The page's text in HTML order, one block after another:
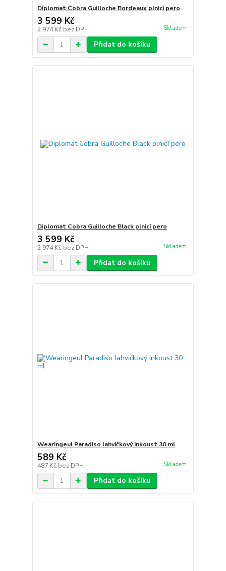
Diplomat Cobra Guilloche Bordeaux plnicí pero
3 599 Kč
2 974 Kč bez DPH Skladem
Přidat do košíku
Diplomat Cobra Guilloche Black plnicí pero
3 599 Kč
2 974 Kč bez DPH Skladem
Přidat do košíku
Wearingeul Paradiso lahvičkový inkoust 30 ml
589 Kč
487 Kč bez DPH Skladem
Přidat do košíku